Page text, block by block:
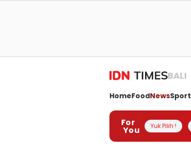
BALI
HomeFoodNewsSport
For
You Yuk Pilih !